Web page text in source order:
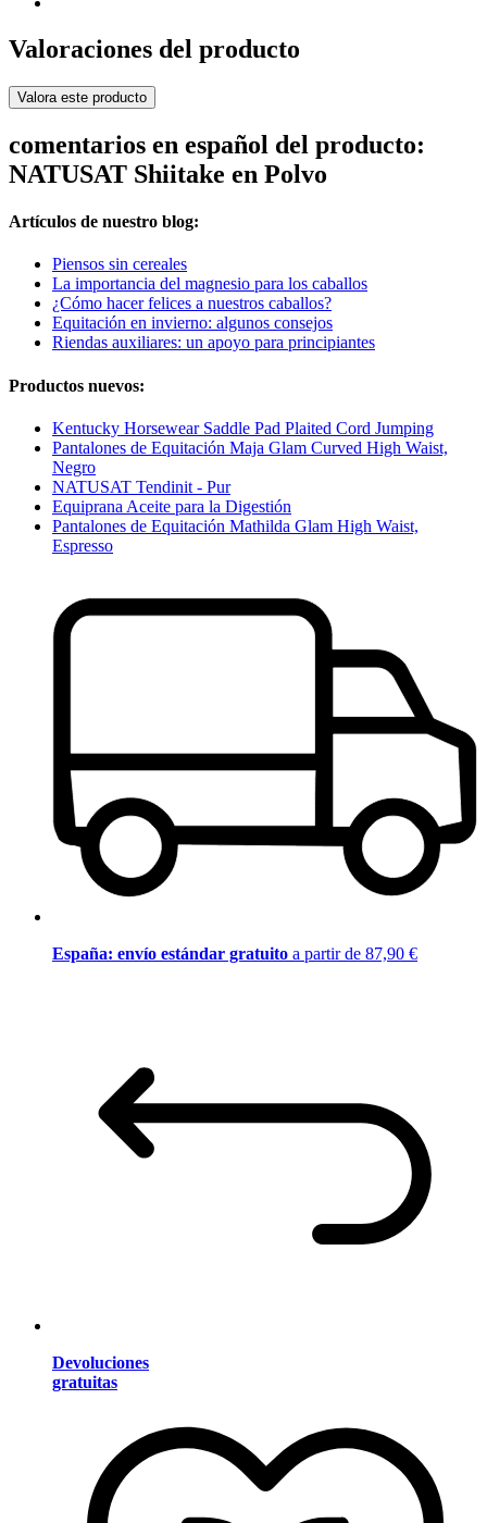
Valoraciones del producto
Valora este producto
comentarios en español del producto:
NATUSAT Shiitake en Polvo
Artículos de nuestro blog:
Piensos sin cereales
La importancia del magnesio para los caballos
¿Cómo hacer felices a nuestros caballos?
Equitación en invierno: algunos consejos
Riendas auxiliares: un apoyo para principiantes
Productos nuevos:
Kentucky Horsewear Saddle Pad Plaited Cord Jumping
Pantalones de Equitación Maja Glam Curved High Waist,
Negro
NATUSAT Tendinit - Pur
Equiprana Aceite para la Digestión
Pantalones de Equitación Mathilda Glam High Waist,
Espresso
España: envío estándar gratuito a partir de 87,90 €
Devoluciones
gratuitas